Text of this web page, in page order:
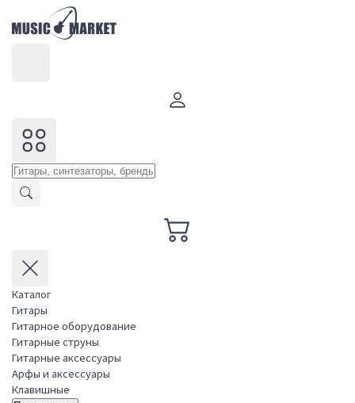
Каталог
Гитары
Гитарное оборудование
Гитарные струны
Гитарные аксессуары
Арфы и аксессуары
Клавишные